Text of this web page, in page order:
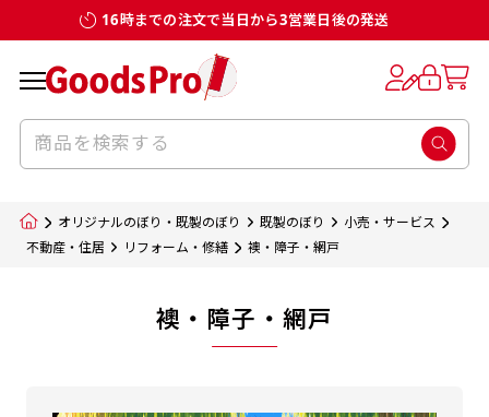
16時までの注文で当日から3営業日後の発送
オリジナルのぼり・既製のぼり 既製のぼり
小売・サービス
不動産・住居
リフォーム・修繕 襖・障子・網戸
襖・障子・網戸